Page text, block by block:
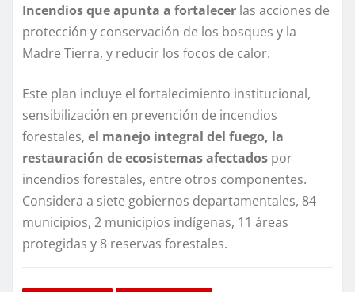
Incendios que apunta a fortalecer las acciones de
protección y conservación de los bosques y la
Madre Tierra, y reducir los focos de calor.
Este plan incluye el fortalecimiento institucional,
sensibilización en prevención de incendios
forestales, el manejo integral del fuego, la
restauración de ecosistemas afectados por
incendios forestales, entre otros componentes.
Considera a siete gobiernos departamentales, 84
municipios, 2 municipios indígenas, 11 áreas
protegidas y 8 reservas forestales.